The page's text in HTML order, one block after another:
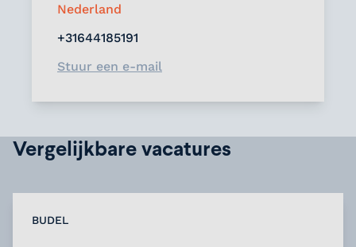
Nederland
+31644185191
Stuur een e-mail
Vergelijkbare vacatures
BUDEL